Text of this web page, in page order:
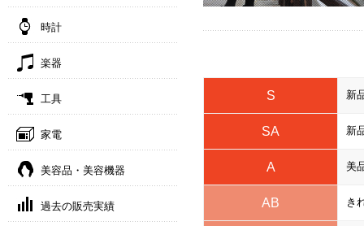
時計
楽器
工具
家電
美容品・美容機器
過去の販売実績
S 新
SA 新
A 美
AB き